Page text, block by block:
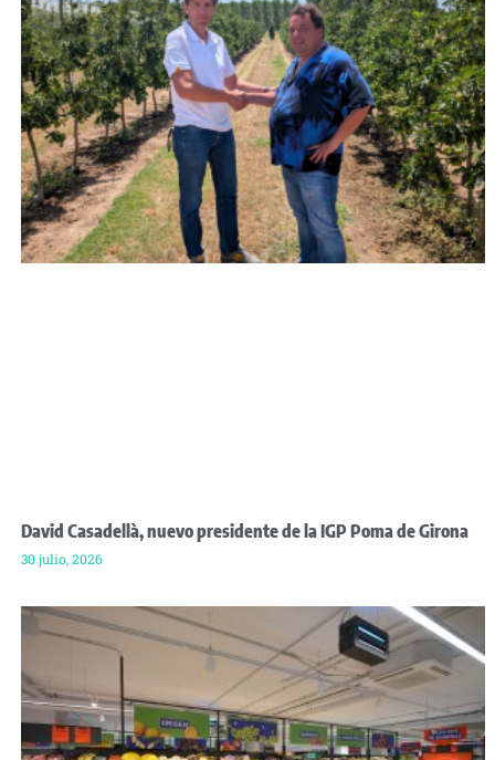
David Casadellà, nuevo presidente de la IGP Poma de Girona
30 julio, 2026